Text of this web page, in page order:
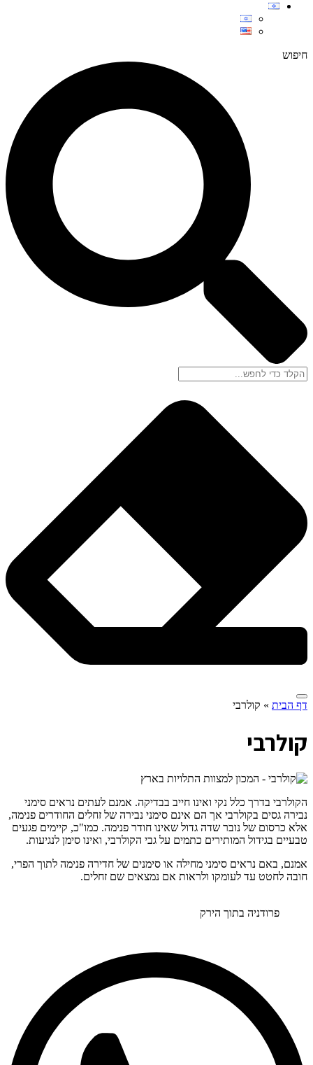
חיפוש
דף הבית » קולרבי
קולרבי
הקולרבי בדרך כלל נקי ואינו חייב בבדיקה. אמנם לעתים נראים סימני
נבירה גסים בקולרבי אך הם אינם סימני נבירה של זחלים החודרים פנימה,
אלא כרסום של נובר שדה גדול שאינו חודר פנימה. כמו"כ, קיימים פגעים
טבעיים בגידול המותירים כתמים על גבי הקולרבי, ואינו סימן לנגיעות.
אמנם, באם נראים סימני מחילה או סימנים של חדירה פנימה לתוך הפרי,
חובה לחטט עד לעומקו ולראות אם נמצאים שם זחלים.
פרודניה בתוך הירק